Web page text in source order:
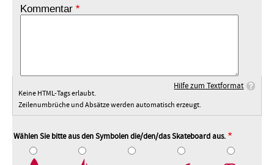
Kommentar
Hilfe zum Textformat
Keine HTML-Tags erlaubt.
Zeilenumbrüche und Absätze werden automatisch erzeugt.
Wählen Sie bitte aus den Symbolen die/den/das Skateboard aus.